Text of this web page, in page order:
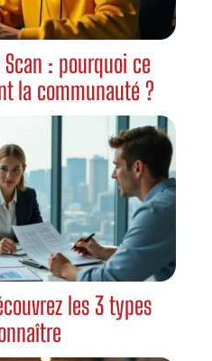
: pourquoi ce
la communauté ?
les 3 types